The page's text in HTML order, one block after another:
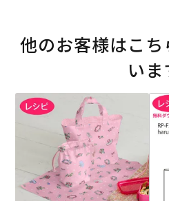
他のお客様はこ
いま